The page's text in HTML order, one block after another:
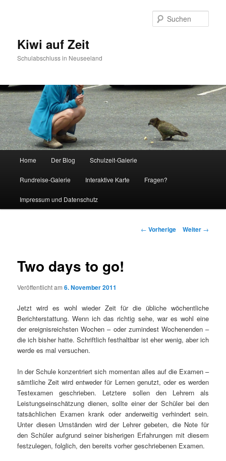
Kiwi auf Zeit
Schulabschluss in Neuseeland
Zum Inhalt wechseln
Zum sekundären Inhalt wechseln
Home Der Blog Schulzeit-Galerie
Rundreise-Galerie Interaktive Karte Fragen?
Impressum und Datenschutz
Beitrags-Navigation
← Vorherige Weiter →
Two days to go!
Veröffentlicht am6. November 2011
Jetzt wird es wohl wieder Zeit für die übliche wöchentliche
Berichterstattung. Wenn ich das richtig sehe, war es wohl eine
der ereignisreichsten Wochen – oder zumindest Wochenenden –
die ich bisher hatte. Schriftlich festhaltbar ist eher wenig, aber ich
werde es mal versuchen.
In der Schule konzentriert sich momentan alles auf die Examen –
sämtliche Zeit wird entweder für Lernen genutzt, oder es werden
Testexamen geschrieben. Letztere sollen den Lehrern als
Leistungseinschätzung dienen, sollte einer der Schüler bei den
tatsächlichen Examen krank oder anderweitig verhindert sein.
Unter diesen Umständen wird der Lehrer gebeten, die Note für
den Schüler aufgrund seiner bisherigen Erfahrungen mit diesem
festzulegen, folglich, den bereits vorher geschriebenen Examen.